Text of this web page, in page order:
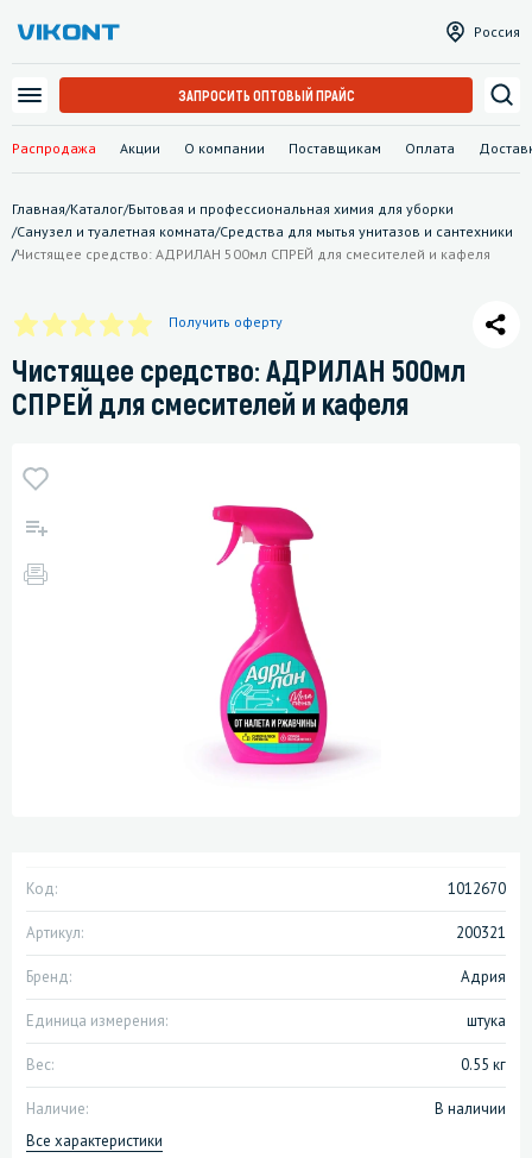
Распродажа Акции О компании Поставщикам Оплата
Россия
ЗАПРОСИТЬ ОПТОВЫЙ ПРАЙС
Главная/Каталог/Бытовая и профессиональная химия для уборки
/Санузел и туалетная комната/Средства для мытья унитазов и сантехники
/Чистящее средство: АДРИЛАН 500мл СПРЕЙ для смесителей и кафеля
Получить оферту
Чистящее средство: АДРИЛАН 500мл
СПРЕЙ для смесителей и кафеля
Код: 1012670
Артикул: 200321
Бренд: Адрия
Единица измерения: штука
Вес: 0.55 кг
Наличие:
В наличии
Все характеристики